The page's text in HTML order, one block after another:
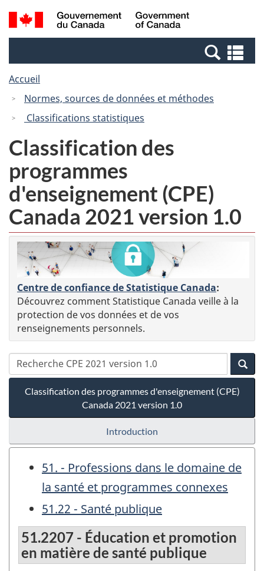
Passer
au
Passer
à
Canada
Recherche
et
et
Accueil
Normes, sources de données et méthodes
Classifications statistiques
Classification des
programmes
d'enseignement (CPE)
Canada 2021 version 1.0
Centre de confiance de Statistique Canada:
Découvrez comment Statistique Canada veille à la
protection de vos données et de vos
renseignements personnels.
Classification des programmes d'enseignement (CPE)
Canada 2021 version 1.0
Introduction
51. - Professions dans le domaine de
la santé et programmes connexes
51.22 - Santé publique
51.2207 - Éducation et promotion
en matière de santé publique